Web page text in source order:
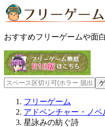
おすすめフリーゲームや面
フリーゲーム
アドベンチャー・ノベ
星詠みの紡ぐ詩